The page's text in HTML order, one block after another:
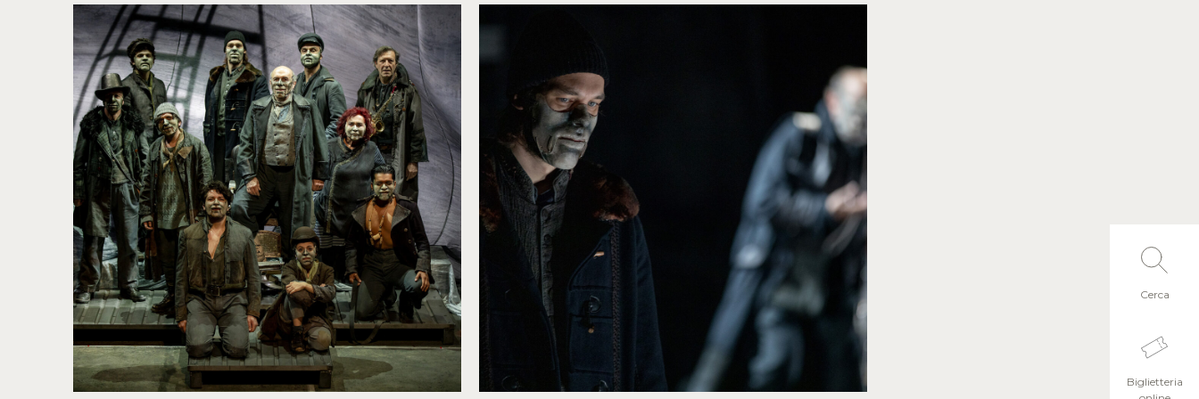
Cerca
Biglietteria